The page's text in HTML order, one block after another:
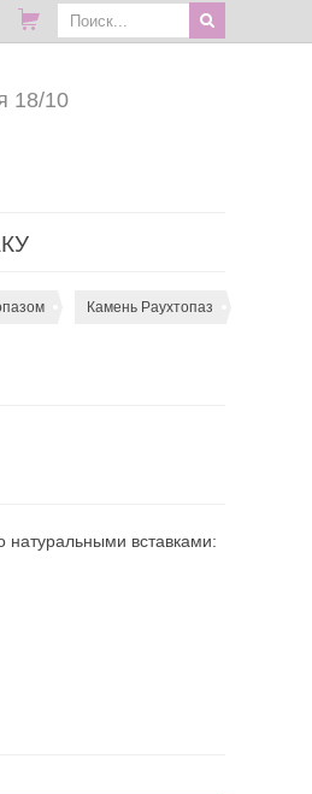
18/10
Камень Раухтопаз
вставками: